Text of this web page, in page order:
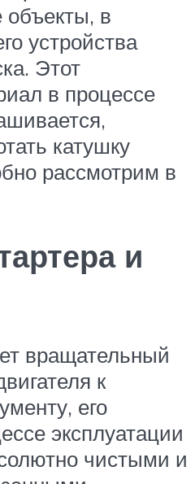
в
устройства
Этот
в процессе
катушку
рассмотрим в
и
вращательный
к
его
эксплуатации
чистыми и